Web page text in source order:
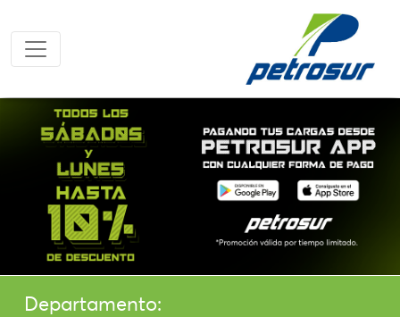
Departamento: